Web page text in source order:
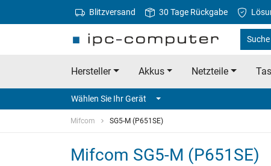
Blitzversand 30 Tage Rückgabe
Hersteller Akkus Netzteile
Wählen Sie Ihr Gerät
Mifcom SG5-M (P651SE)
Mifcom SG5-M (P651SE)